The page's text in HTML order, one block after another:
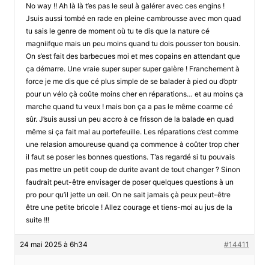
No way !! Ah là là t’es pas le seul à galérer avec ces engins !
Jsuis aussi tombé en rade en pleine cambrousse avec mon quad
tu sais le genre de moment où tu te dis que la nature cé
magniifque mais un peu moins quand tu dois pousser ton bousin.
On s’est fait des barbecues moi et mes copains en attendant que
ça démarre. Une vraie super super super galère ! Franchement à
force je me dis que cé plus simple de se balader à pied ou d’optr
pour un vélo çà coûte moins cher en réparations… et au moins ça
marche quand tu veux ! mais bon ça a pas le même coarme cé
sûr. J’suis aussi un peu accro à ce frisson de la balade en quad
même si ça fait mal au portefeuille. Les réparations c’est comme
une relasion amoureuse quand ça commence à coûter trop cher
il faut se poser les bonnes questions. T’as regardé si tu pouvais
pas mettre un petit coup de durite avant de tout changer ? Sinon
faudrait peut-être envisager de poser quelques questions à un
pro pour qu’il jette un œil. On ne sait jamais çà peux peut-être
être une petite bricole ! Allez courage et tiens-moi au jus de la
suite !!!
24 mai 2025 à 6h34 #14411